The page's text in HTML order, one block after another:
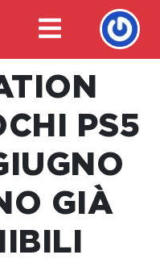
PS5
GIÀ